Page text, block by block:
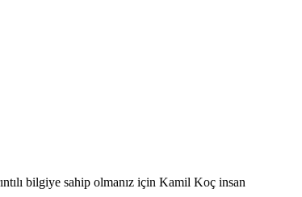
bilgiye sahip olmanız için Kamil Koç insan